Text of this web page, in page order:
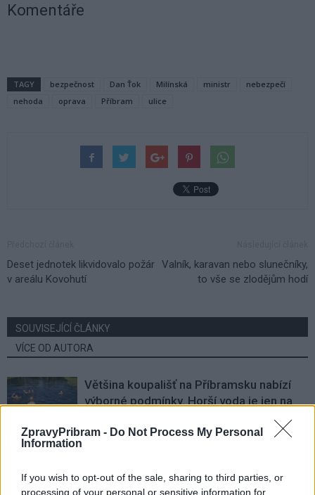
ZpravyPribram - Do Not Process My Personal
Information
If you wish to opt-out of the sale, sharing to third parties, or
processing of your personal or sensitive information for
Komentáře
TAGY bezpečnost Dan Ťok Milínská ministr
nebezpečí
nehoda
oprava Příbram ulice
Deset jednotek likvidovalo požár
v areálu Kovohutí
Valník, karavan nebo slunečníky,
to vše se zlodějům hodí
SOUVISEJÍCÍ ČLÁNKY
VÍCE OD AUTORA
Většina koupališť na Příbramsku nabízí
výborné podmínky. Horší voda je jen na
Zpravodajství